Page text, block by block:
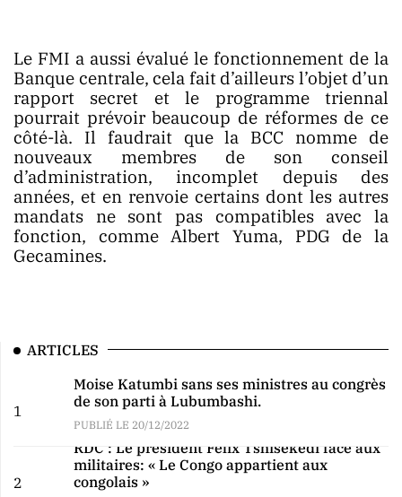
Le FMI a aussi évalué le fonctionnement de la
Banque centrale, cela fait d’ailleurs l’objet d’un
rapport secret et le programme triennal
pourrait prévoir beaucoup de réformes de ce
côté-là. Il faudrait que la BCC nomme de
nouveaux membres de son conseil
d’administration, incomplet depuis des
années, et en renvoie certains dont les autres
mandats ne sont pas compatibles avec la
fonction, comme Albert Yuma, PDG de la
Gecamines.
ARTICLES
1
Moise Katumbi sans ses ministres au congrès
de son parti à Lubumbashi.
PUBLIÉ LE 20/12/2022
2
RDC : Le président Félix Tshisekedi face aux
militaires: « Le Congo appartient aux
congolais »